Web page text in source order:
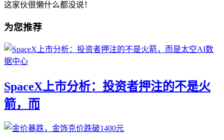
这家伙很懒什么都没说！
为您推荐
SpaceX上市分析：投资者押注的不是火
箭，而